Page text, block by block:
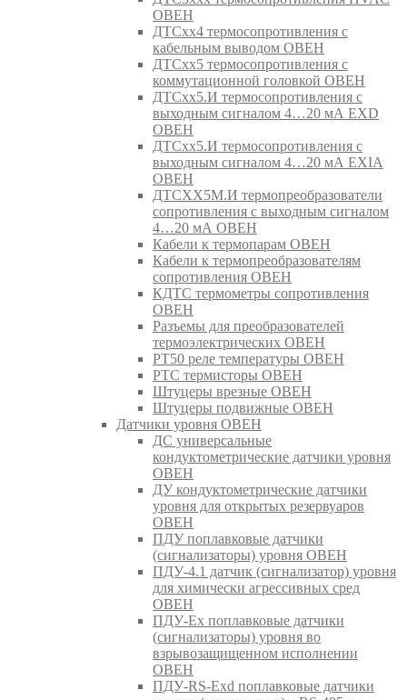
ОВЕН
ДТСхх4 термосопротивления с
кабельным выводом ОВЕН
ДТСхх5 термосопротивления с
коммутационной головкой ОВЕН
ДТСхх5.И термосопротивления с
выходным сигналом 4…20 мА EXD
ОВЕН
ДТСхх5.И термосопротивления с
выходным сигналом 4…20 мА EXIA
ОВЕН
ДТСХХ5М.И термопреобразователи
сопротивления с выходным сигналом
4…20 мА ОВЕН
Кабели к термопарам ОВЕН
Кабели к термопреобразователям
сопротивления ОВЕН
КДТС термометры сопротивления
ОВЕН
Разъемы для преобразователей
термоэлектрических ОВЕН
РТ50 реле температуры ОВЕН
РТС термисторы ОВЕН
Штуцеры врезные ОВЕН
Штуцеры подвижные ОВЕН
Датчики уровня ОВЕН
ДС универсальные
кондуктометрические датчики уровня
ОВЕН
ДУ кондуктометрические датчики
уровня для открытых резервуаров
ОВЕН
ПДУ поплавковые датчики
(сигнализаторы) уровня ОВЕН
ПДУ-4.1 датчик (сигнализатор) уровня
для химически агрессивных сред
ОВЕН
ПДУ-Ex поплавковые датчики
(сигнализаторы) уровня во
взрывозащищенном исполнении
ОВЕН
ПДУ-RS-Exd поплавковые датчики